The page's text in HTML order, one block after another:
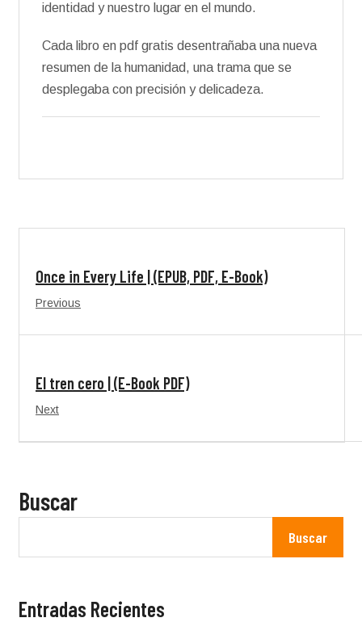
identidad y nuestro lugar en el mundo.
Cada libro en pdf gratis desentrañaba una nueva
resumen de la humanidad, una trama que se
desplegaba con precisión y delicadeza.
Once in Every Life | (EPUB, PDF, E-Book)
Previous
El tren cero | (E-Book PDF)
Next
Buscar
Buscar
Entradas Recientes